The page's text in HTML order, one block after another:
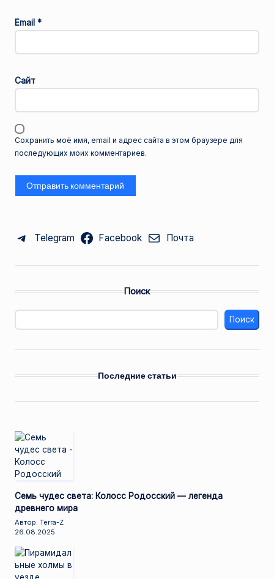
Email *
Сайт
Сохранить моё имя, email и адрес сайта в этом браузере для
последующих моих комментариев.
Telegram Facebook Почта
Поиск
Поиск
Последние статьи
Семь чудес света: Колосс Родосский — легенда
древнего мира
Автор: Terra-Z
26.08.2025